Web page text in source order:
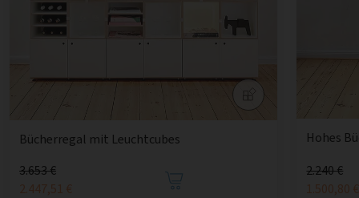
Bücherregal mit Leuchtcubes
3.653 €
2.447,51 €
Hohes
2.240 €
1.500,80 €